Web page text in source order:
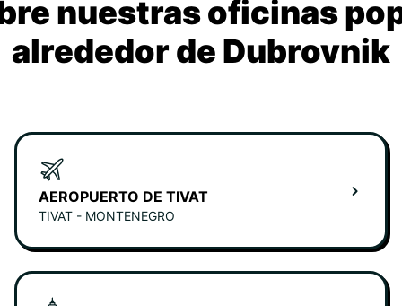
nuestras oficinas
alrededor de Dubrovnik
AEROPUERTO DE TIVAT
TIVAT - MONTENEGRO